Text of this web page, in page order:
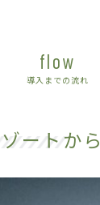
flow
導入までの流れ
ートから